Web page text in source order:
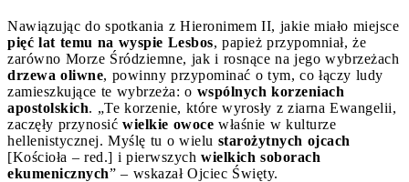
Nawiązując do spotkania z Hieronimem II, jakie miało miejsce
pięć lat temu na wyspie Lesbos, papież przypomniał, że
zarówno Morze Śródziemne, jak i rosnące na jego wybrzeżach
drzewa oliwne, powinny przypominać o tym, co łączy ludy
zamieszkujące te wybrzeża: o wspólnych korzeniach
apostolskich. „Te korzenie, które wyrosły z ziarna Ewangelii,
zaczęły przynosić wielkie owoce właśnie w kulturze
hellenistycznej. Myślę tu o wielu starożytnych ojcach
[Kościoła – red.] i pierwszych wielkich soborach
ekumenicznych” – wskazał Ojciec Święty.